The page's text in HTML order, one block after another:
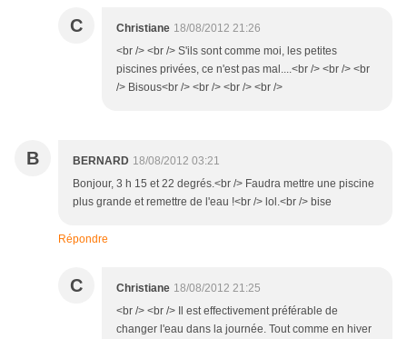
C Christiane 18/08/2012 21:26
<br /> <br /> S'ils sont comme moi, les petites
piscines privées, ce n'est pas mal....<br /> <br /> <br
/> Bisous<br /> <br /> <br /> <br />
B BERNARD 18/08/2012 03:21
Bonjour, 3 h 15 et 22 degrés.<br /> Faudra mettre une piscine
plus grande et remettre de l'eau !<br /> lol.<br /> bise
Répondre
C Christiane 18/08/2012 21:25
<br /> <br /> Il est effectivement préférable de
changer l'eau dans la journée. Tout comme en hiver